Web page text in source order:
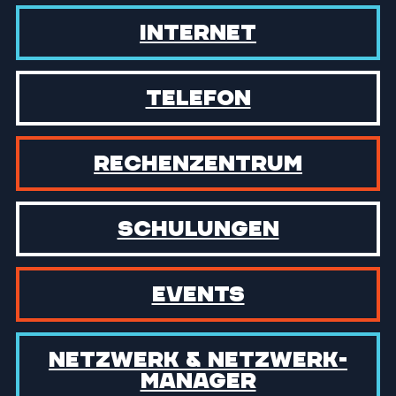
Internet
Telefon
Rechen­zentrum
Schulungen
Events
Netzwerk & Netzwerk­
manager